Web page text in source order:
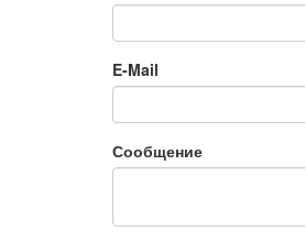
E-Mail
Сообщение